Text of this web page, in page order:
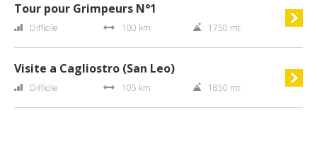
Tour pour Grimpeurs N°1
Difficile 100 km 1750 mt
Visite a Cagliostro (San Leo)
Difficile 105 km 1850 mt